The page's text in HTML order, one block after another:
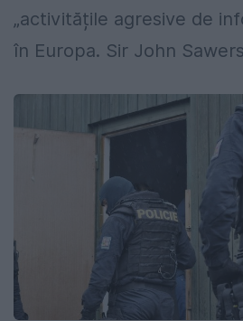
„activitățile agresive de
în Europa. Sir John